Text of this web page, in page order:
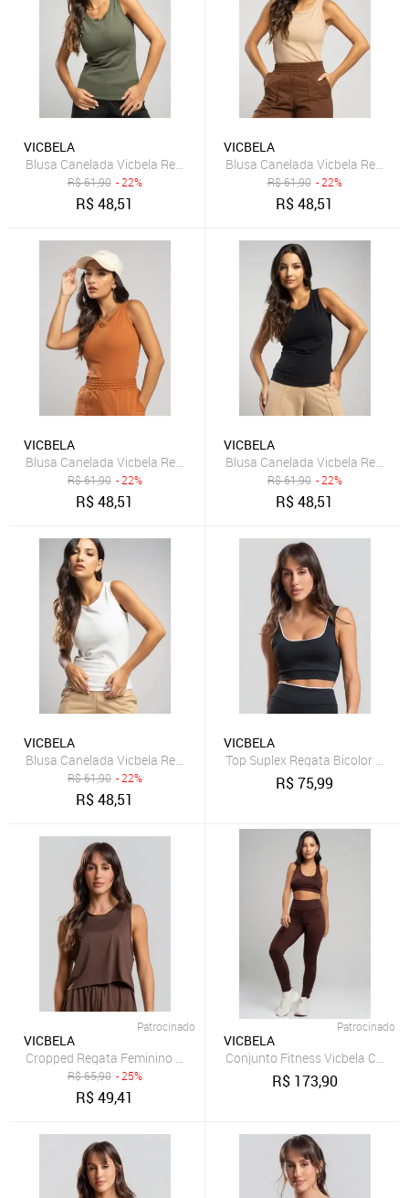
VICBELA
Blusa Canelada Vicbela Regata Gola Redonda Verde
R$61,90 - 22%
R$48,51
VICBELA
Blusa Canelada Vicbela Regata
R$61,90 - 22%
R$48,51
VICBELA
Blusa Canelada Vicbela Regata Gola Redonda Caramelo
R$61,90 - 22%
R$48,51
VICBELA
Blusa Canelada Vicbela Regata
R$61,90 - 22%
R$48,51
VICBELA
Blusa Canelada Vicbela Regata Gola Redonda Branco
R$61,90 - 22%
R$48,51
VICBELA
Top Suplex Regata Bicolor Preto
R$75,99
Patrocinado
VICBELA
Cropped Regata Feminino Fitness Beach Tennis Tecido DryFit
R$65,90 - 25%
R$49,41
Patrocinado
VICBELA
Conjunto Fitness Vicbela Calça
R$ 173,90